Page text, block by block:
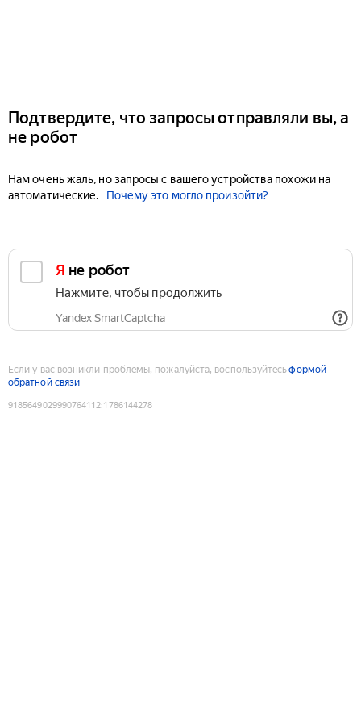
Подтвердите, что запросы отправляли вы, а
не робот
Нам очень жаль, но запросы с вашего устройства похожи на
автоматические.
Почему это могло произойти?
Я не робот
Нажмите, чтобы продолжить
Yandex SmartCaptcha
Если у вас возникли проблемы, пожалуйста, воспользуйтесьформой
обратной связи
9185649029990764112:1786144278